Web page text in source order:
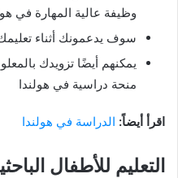
وظيفة عالية المهارة في
سوف يدعمونك أثناء
يمكنهم أيضًا تزويدك
منحة دراسية في هولندا
اقرأ أيضاً: الدراسة في هولندا
التعليم للأطفال